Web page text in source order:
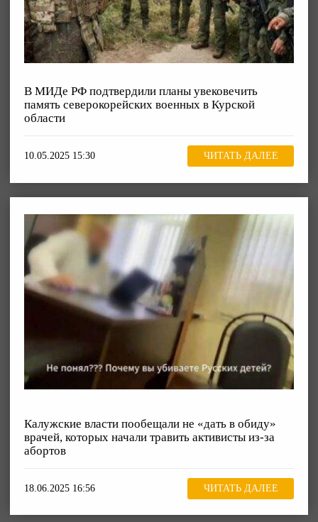
В МИДе РФ подтвердили планы увековечить
память северокорейских военных в Курской
области
10.05.2025 15:30 ЧИТАТЬ ДАЛЕЕ
Калужские власти пообещали не «дать в обиду»
врачей, которых начали травить активисты из-за
абортов
18.06.2025 16:56 ЧИТАТЬ ДАЛЕЕ